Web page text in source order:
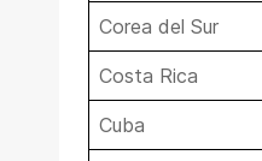
Corea del Sur
Costa Rica
Cuba